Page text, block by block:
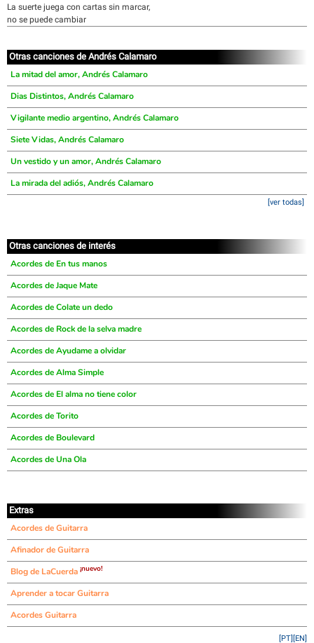
La suerte juega con cartas sin marcar,
no se puede cambiar
Otras canciones de Andrés Calamaro
La mitad del amor, Andrés Calamaro
Dias Distintos, Andrés Calamaro
Vigilante medio argentino, Andrés Calamaro
Siete Vidas, Andrés Calamaro
Un vestido y un amor, Andrés Calamaro
La mirada del adiós, Andrés Calamaro
[ver todas]
Otras canciones de interés
Acordes de En tus manos
Acordes de Jaque Mate
Acordes de Colate un dedo
Acordes de Rock de la selva madre
Acordes de Ayudame a olvidar
Acordes de Alma Simple
Acordes de El alma no tiene color
Acordes de Torito
Acordes de Boulevard
Acordes de Una Ola
Extras
Acordes de Guitarra
Afinador de Guitarra
Blog de LaCuerda ¡nuevo!
Aprender a tocar Guitarra
Acordes Guitarra
[EN]
[PT]